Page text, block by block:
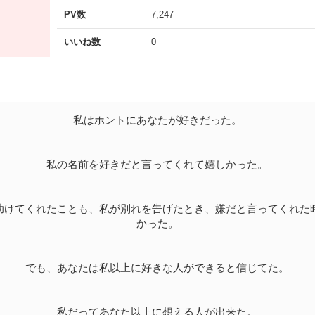
PV数 7,247
いいね数 0
私はホントにあなたが好きだった。
私の名前を好きだと言ってくれて嬉しかった。
けてくれたことも、私が別れを告げたとき、嫌だと言ってくれた
かった。
でも、あなたは私以上に好きな人ができると信じてた。
私だってあなた以上に想える人が出来た。